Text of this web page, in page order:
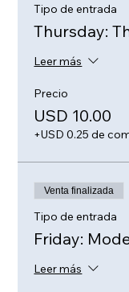
Tipo de entrada
Thursday:
Leer más
Precio
USD 10.00
+USD 0.25 de
Venta finalizada
Tipo de entrada
Friday:
Leer más